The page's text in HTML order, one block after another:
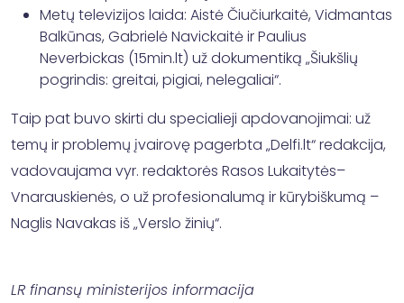
Metų televizijos laida: Aistė Čiučiurkaitė, Vidmantas
Balkūnas, Gabrielė Navickaitė ir Paulius
Neverbickas (15min.lt) už dokumentiką „Šiukšlių
pogrindis: greitai, pigiai, nelegaliai“.
Taip pat buvo skirti du specialieji apdovanojimai: už
temų ir problemų įvairovę pagerbta „Delfi.lt“ redakcija,
vadovaujama vyr. redaktorės Rasos Lukaitytės–
Vnarauskienės, o už profesionalumą ir kūrybiškumą –
Naglis Navakas iš „Verslo žinių“.
LR finansų ministerijos informacija